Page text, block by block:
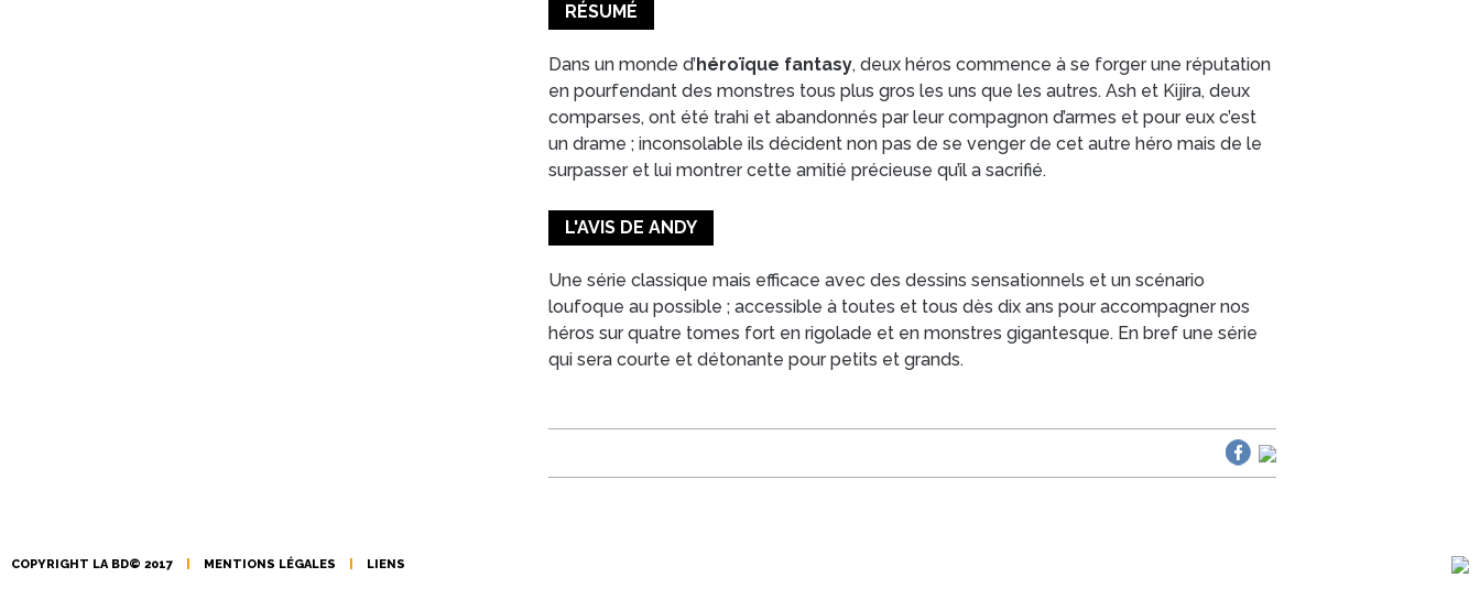
RÉSUMÉ
Dans un monde d’héroïque fantasy, deux héros commence à se forger une réputation
en pourfendant des monstres tous plus gros les uns que les autres. Ashet Kijira, deux
comparses, ont été trahi et abandonnés par leur compagnon d’armes et pour eux c’est
un drame ; inconsolable ils décident non pas de se venger de cet autre héro mais de le
surpasser et lui montrer cette amitié précieuse qu’il a sacrifié.
L'AVIS DE ANDY
Une série classique mais efficace avec des dessins sensationnels et un scénario
loufoque au possible ; accessible à toutes et tous dès dix ans pour accompagner nos
héros sur quatre tomes fort en rigolade et en monstres gigantesque. En bref une série
qui sera courte et détonante pour petits et grands.
COPYRIGHT LA BD© 2017 MENTIONS LÉGALES LIENS